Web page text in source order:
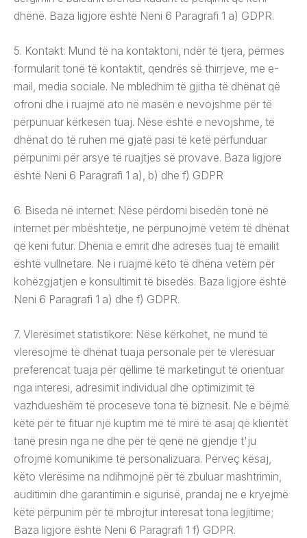
dhënë. Baza ligjore është Neni 6 Paragrafi 1 a) GDPR.
5. Kontakt: Mund të na kontaktoni, ndër të tjera, përmes
formularit tonë të kontaktit, qendrës së thirrjeve, me e-
mail, media sociale. Ne mbledhim të gjitha të dhënat që
ofroni dhe i ruajmë ato në masën e nevojshme për të
përpunuar kërkesën tuaj. Nëse është e nevojshme, të
dhënat do të ruhen më gjatë pasi të ketë përfunduar
përpunimi për arsye të ruajtjes së provave. Baza ligjore
është Neni 6 Paragrafi 1 a), b) dhe f) GDPR
6. Biseda në internet: Nëse përdorni bisedën tonë në
internet për mbështetje, ne përpunojmë vetëm të dhënat
që keni futur. Dhënia e emrit dhe adresës tuaj të emailit
është vullnetare. Ne i ruajmë këto të dhëna vetëm për
kohëzgjatjen e konsultimit të bisedës. Baza ligjore është
Neni 6 Paragrafi 1 a) dhe f) GDPR.
7. Vlerësimet statistikore: Nëse kërkohet, ne mund të
vlerësojmë të dhënat tuaja personale për të vlerësuar
preferencat tuaja për qëllime të marketingut të orientuar
nga interesi, adresimit individual dhe optimizimit të
vazhdueshëm të proceseve tona të biznesit. Ne e bëjmë
këtë për të fituar një kuptim më të mirë të asaj që klientët
tanë presin nga ne dhe për të qenë në gjendje t'ju
ofrojmë komunikime të personalizuara. Përveç kësaj,
këto vlerësime na ndihmojnë për të zbuluar mashtrimin,
auditimin dhe garantimin e sigurisë, prandaj ne e kryejmë
këtë përpunim për të mbrojtur interesat tona legjitime;
Baza ligjore është Neni 6 Paragrafi 1 f) GDPR.